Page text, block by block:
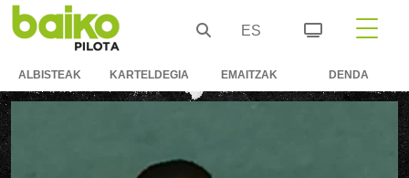
ES
ALBISTEAK KARTELDEGIA EMAITZAK DENDA